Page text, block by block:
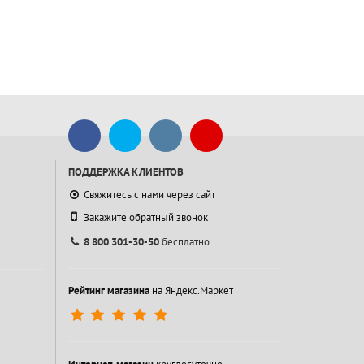
ПОДДЕРЖКА КЛИЕНТОВ
Свяжитесь с нами через сайт
Закажите обратный звонок
8 800 301-30-50бесплатно
Рейтинг магазинана Яндекс.Маркет